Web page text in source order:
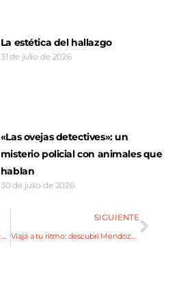
La estética del hallazgo
31 de julio de 2026
«Las ovejas detectives»: un
misterio policial con animales que
hablan
30 de julio de 2026
Luli Interllige: canciones en carne propia
SIGUIENTE
Viajá a tu ritmo: descubrí Mendoza sobre ruedas